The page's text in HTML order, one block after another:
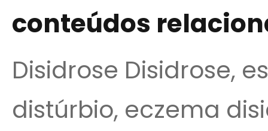
conteúdos
Disidrose Disidrose,
distúrbio, eczema